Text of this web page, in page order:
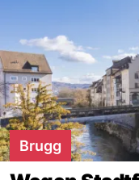
Brugg